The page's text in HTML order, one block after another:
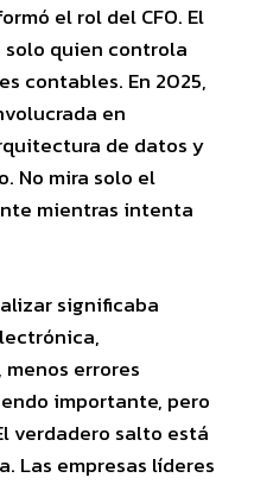
el rol del CFO. El
quien controla
contables. En 2025,
en
de datos y
No mira solo el
mientras intenta
significaba
errores
importante, pero
verdadero salto está
Las empresas líderes